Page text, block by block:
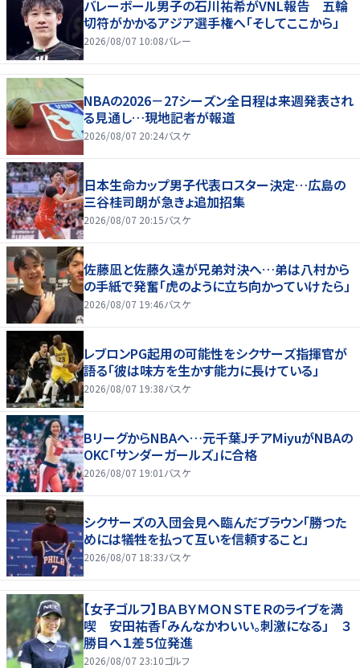
バレーボール男子の石川祐希がVNL報告 五輪
切符がかかるアジア選手権へ「そしてここから」
2026/08/07 10:08バレー
NBAの2026－27シーズン全日程は来週発表され
る見通し…現地記者が報道
2026/08/07 20:24バスケ
日本生命カップ男子代表ロスター決定…広島の
三谷桂司朗が急きょ追加招集
2026/08/07 20:15バスケ
佐藤凪と佐藤久遠が兄弟対決へ…弟は八村から
の手紙で発奮「虎のように立ち向かっていけたら」
2026/08/07 19:46バスケ
レブロンPG起用の可能性をシクサーズ指揮官が
語る「彼は味方を生かす能力に長けている」
2026/08/07 19:38バスケ
BリーグからNBAへ…元千葉JチアMiyuがNBAの
OKC「サンダーガールズ」に合格
2026/08/07 19:01 バスケ
シクサーズの入団会見へ臨んだブラウン「勝つた
めには犠牲を払って互いを信頼すること」
2026/08/07 18:33バスケ
【女子ゴルフ】ＢＡＢＹＭＯＮＳＴＥＲのライブを満
喫 安田祐香「みんなかわいい。刺激になる」 ３
勝目へ１差５位発進
2026/08/07 23:10ゴルフ